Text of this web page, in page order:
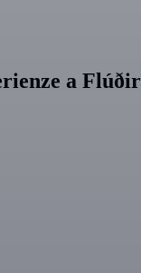
a Flúðir